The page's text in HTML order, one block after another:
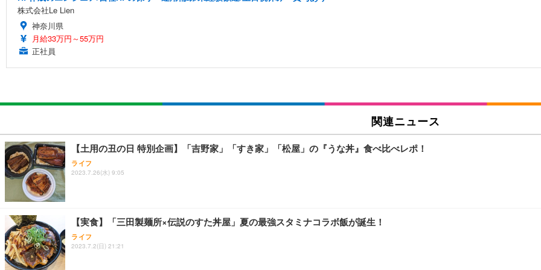
株式会社Le Lien
神奈川県
月給33万円～55万円
正社員
関連ニュース
【土用の丑の日 特別企画】「吉野家」「すき家」「松屋」の『うな丼』食べ比べレポ！
ライフ
2023.7.26(水) 9:05
【実食】「三田製麺所×伝説のすた丼屋」夏の最強スタミナコラボ飯が誕生！
ライフ
2023.7.2(日) 21:21